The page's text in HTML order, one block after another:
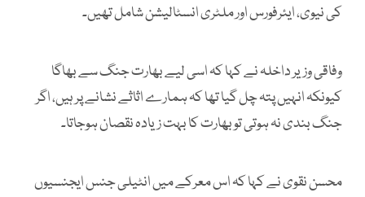
کی نیوی، ایئرفورس اور ملٹری انسٹالیشن شامل تھیں۔
وفاقی وزیر داخلہ نے کہا کہ اسی لیے بھارت جنگ سے بھاگا
کیونکہ انہیں پتہ چل گیا تھا کہ ہمارے اثاثے نشانے پر ہیں، اگر
جنگ بندی نہ ہوتی تو بھارت کا بہت زیادہ نقصان ہوجاتا۔
محسن نقوی نے کہا کہ اس معرکے میں انٹیلی جنس ایجنسیوں